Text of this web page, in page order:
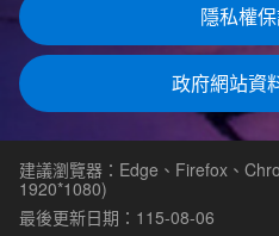
隱私權
政府網站資
建議瀏覽器：Edge、Firefox、
1920*1080)
最後更新日期：115-08-06